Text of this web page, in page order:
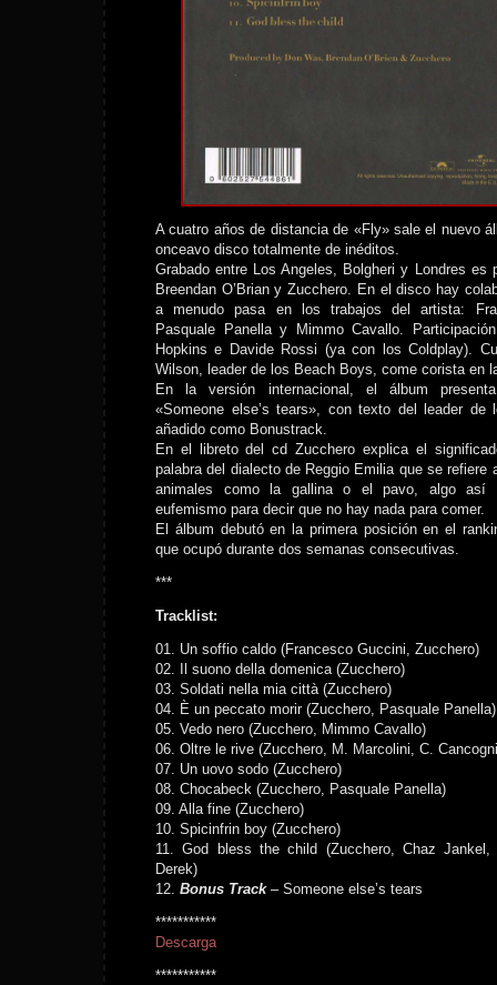
A cuatro años de distancia de «Fly» sale el nuevo
onceavo disco totalmente de inéditos.
Grabado entre Los Angeles, Bolgheri y Londres es
Breendan O’Brian y Zucchero. En el disco hay
a menudo pasa en los trabajos del artista:
Pasquale Panella y Mimmo Cavallo.
Hopkins e Davide Rossi (ya con los Coldplay).
Wilson, leader de los Beach Boys, come corista en
En la versión internacional, el álbum
«Someone else’s tears», con texto del leader
añadido como Bonustrack.
En el libreto del cd Zucchero explica el
palabra del dialecto de Reggio Emilia que se refiere
animales como la gallina o el pavo, algo así
eufemismo para decir que no hay nada para comer.
El álbum debutó en la primera posición en el
que ocupó durante dos semanas consecutivas.
***
Tracklist:
01. Un soffio caldo (Francesco Guccini, Zucchero)
02. Il suono della domenica (Zucchero)
03. Soldati nella mia città (Zucchero)
04. È un peccato morir (Zucchero, Pasquale Panella)
05. Vedo nero (Zucchero, Mimmo Cavallo)
06. Oltre le rive (Zucchero, M. Marcolini, C.
07. Un uovo sodo (Zucchero)
08. Chocabeck (Zucchero, Pasquale Panella)
09. Alla fine (Zucchero)
10. Spicinfrin boy (Zucchero)
11. God bless the child (Zucchero, Chaz Jankel,
Derek)
12. Bonus Track– Someone else’s tears
***********
Descarga
***********